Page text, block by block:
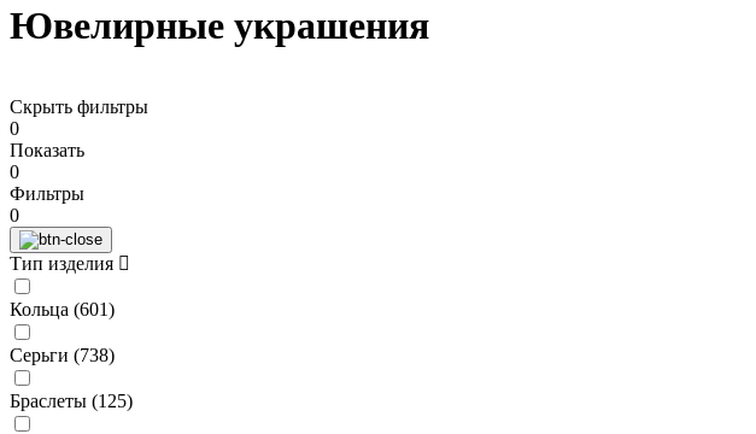
Ювелирные украшения
Скрыть фильтры
0
Показать
0
Фильтры
0
Тип изделия
Кольца (601)
Серьги (738)
Браслеты (125)